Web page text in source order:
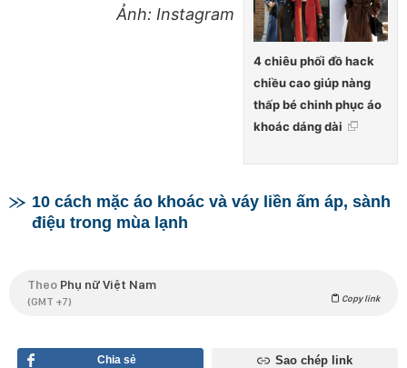
4 chiêu phối đồ hack
chiều cao giúp nàng
thấp bé chinh phục áo
khoác dáng dài
Ảnh: Instagram
10 cách mặc áo khoác và váy liền ấm áp, sành
điệu trong mùa lạnh
Theo Phụ nữ Việt Nam
(GMT +7) Copy link
Chia sẻ Sao chép link